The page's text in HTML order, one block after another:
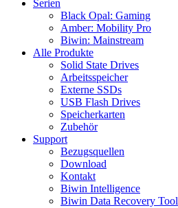
Serien
Black Opal: Gaming
Amber: Mobility Pro
Biwin: Mainstream
Alle Produkte
Solid State Drives
Arbeitsspeicher
Externe SSDs
USB Flash Drives
Speicherkarten
Zubehör
Support
Bezugsquellen
Download
Kontakt
Biwin Intelligence
Biwin Data Recovery Tool